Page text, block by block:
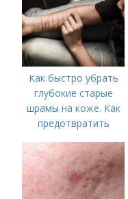
Как быстро убрать
глубокие старые
шрамы на коже. Как
предотвратить